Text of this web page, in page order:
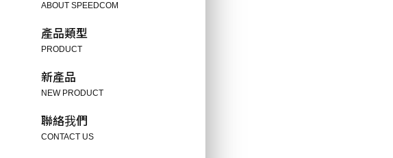
ABOUT SPEEDCOM
產品類型
PRODUCT
新產品
NEW PRODUCT
聯絡我們
CONTACT US